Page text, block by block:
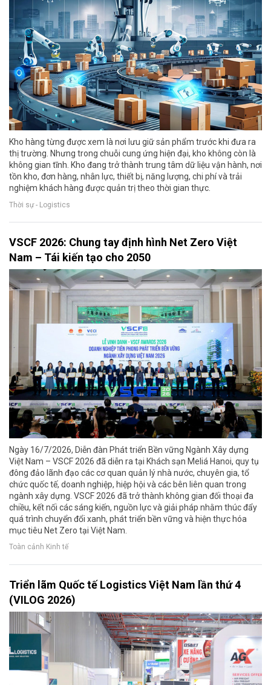
Kho hàng từng được xem là nơi lưu giữ sản phẩm trước khi đưa ra
thị trường. Nhưng trong chuỗi cung ứng hiện đại, kho không còn là
không gian tĩnh. Kho đang trở thành trung tâm dữ liệu vận hành, nơi
tồn kho, đơn hàng, nhân lực, thiết bị, năng lượng, chi phí và trải
nghiệm khách hàng được quản trị theo thời gian thực.
Thời sự - Logistics
VSCF 2026: Chung tay định hình Net Zero Việt
Nam – Tái kiến tạo cho 2050
Ngày 16/7/2026, Diễn đàn Phát triển Bền vững Ngành Xây dựng
Việt Nam – VSCF 2026 đã diễn ra tại Khách sạn Meliá Hanoi, quy tụ
đông đảo lãnh đạo các cơ quan quản lý nhà nước, chuyên gia, tổ
chức quốc tế, doanh nghiệp, hiệp hội và các bên liên quan trong
ngành xây dựng. VSCF 2026 đã trở thành không gian đối thoại đa
chiều, kết nối các sáng kiến, nguồn lực và giải pháp nhằm thúc đẩy
quá trình chuyển đổi xanh, phát triển bền vững và hiện thực hóa
mục tiêu Net Zero tại Việt Nam.
Toàn cảnh Kinh tế
Triển lãm Quốc tế Logistics Việt Nam lần thứ 4
(VILOG 2026)